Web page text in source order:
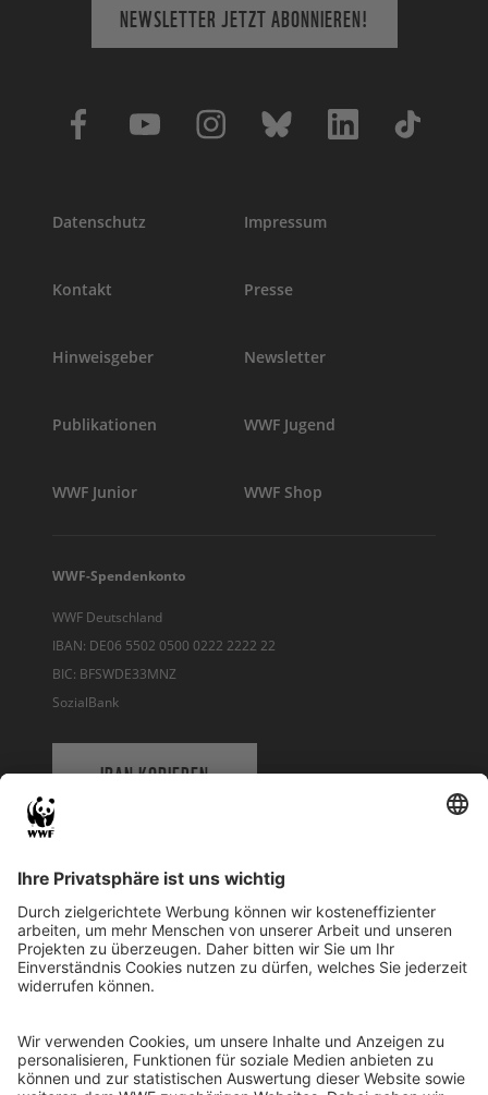
NEWSLETTER JETZT ABONNIEREN!
Datenschutz Impressum
Kontakt Presse
Hinweisgeber Newsletter
Publikationen WWF Jugend
WWF Junior WWF Shop
WWF-Spendenkonto
WWF Deutschland
IBAN: DE06 5502 0500 0222 2222 22
BIC: BFSWDE33MNZ
SozialBank
IBAN KOPIEREN
WWF Deutschland
Reinhardtstr. 18
10117 Berlin
Ihre Spende kann steuerlich geltend gemacht werden